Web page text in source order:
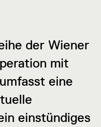
der Wiener
mit
eine
einstündiges